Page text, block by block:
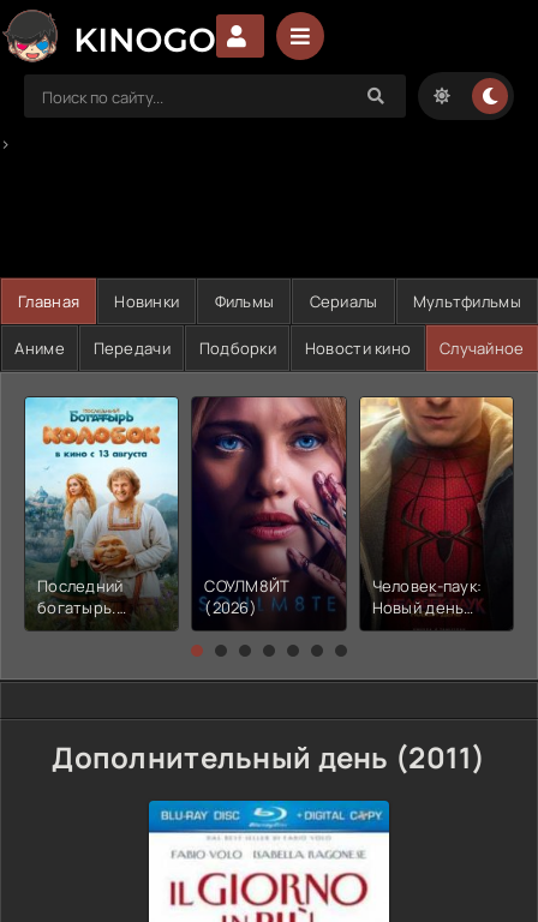
>
Главная Новинки Фильмы Сериалы Мультфильмы
Аниме Передачи Подборки Новости кино Случайное
Последний
богатырь.
Колобок (2026)
СОУЛМ8ЙТ
(2026)
Человек-паук:
Новый день
(2026)
Дополнительный день (2011)